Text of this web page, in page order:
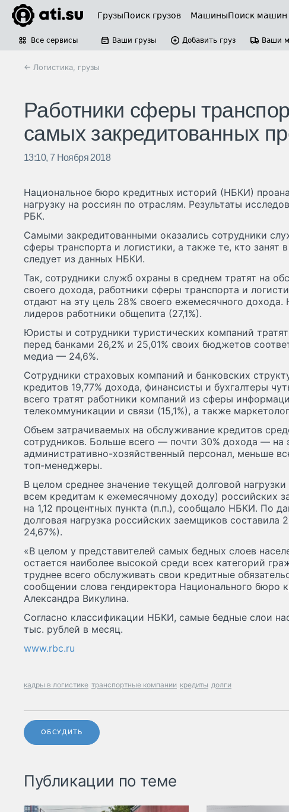
ГрузыПоиск грузов МашиныПоиск машин
Все сервисы Ваши грузы Добавить груз Ваши
← Логистика, грузы
Работники сферы
самых закредитованных
13:10, 7 Ноября 2018
Национальное бюро кредитных историй (НБКИ)
нагрузку на россиян по отраслям. Результаты
РБК.
Самыми закредитованными оказались сотрудники
сферы транспорта и логистики, а также те, кто занят
следует из данных НБКИ.
Так, сотрудники служб охраны в среднем тратят на
своего дохода, работники сферы транспорта и
отдают на эту цель 28% своего ежемесячного дохода.
лидеров работники общепита (27,1%).
Юристы и сотрудники туристических компаний
перед банками 26,2% и 25,01% своих бюджетов
медиа — 24,6%.
Сотрудники страховых компаний и банковских
кредитов 19,77% дохода, финансисты и бухгалтеры
всего тратят работники компаний из сферы
телекоммуникации и связи (15,1%), а также
Объем затрачиваемых на обслуживание кредитов
сотрудников. Больше всего — почти 30% дохода — на
административно-хозяйственный персонал, меньше
топ-менеджеры.
В целом среднее значение текущей долговой
всем кредитам к ежемесячному доходу) российских
на 1,12 процентных пункта (п.п.), сообщало НБКИ. По
долговая нагрузка российских заемщиков составила
24,67%).
«В целом у представителей самых бедных слоев
остается наиболее высокой среди всех категорий
труднее всего обслуживать свои кредитные
сообщении слова гендиректора Национального бюро
Александра Викулина.
Согласно классификации НБКИ, самые бедные слои
тыс. рублей в месяц.
www.rbc.ru
кадры в логистике транспортные компании кредиты долги
ОБСУДИТЬ
Публикации по теме